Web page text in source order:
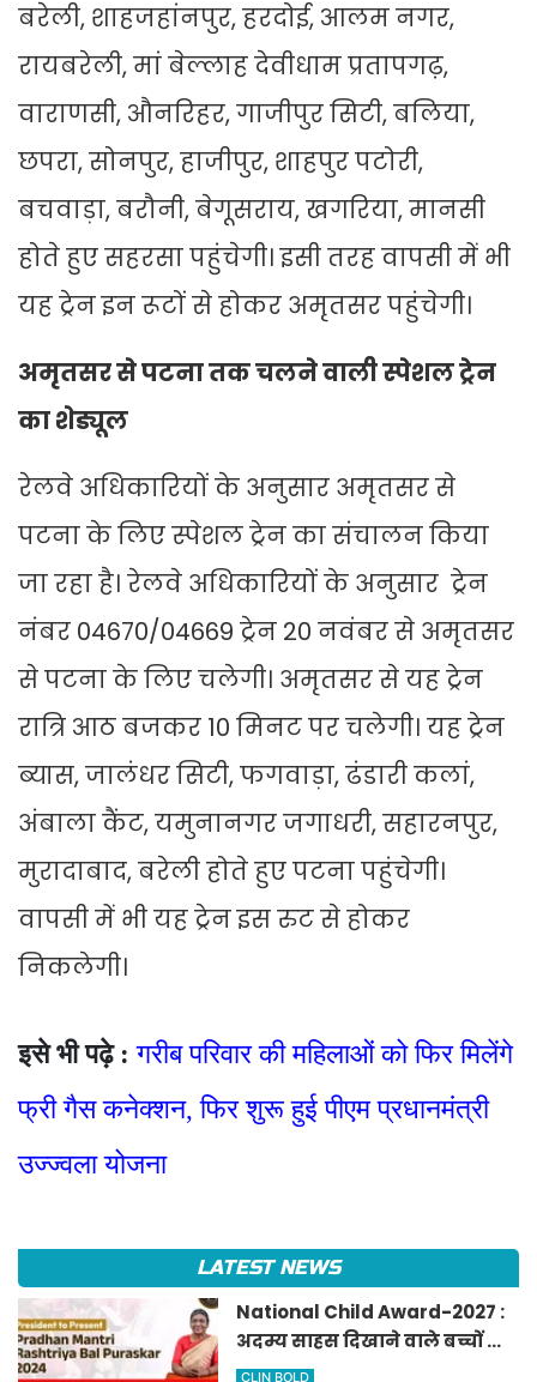
बरेली, शाहजहांनपुर, हरदोई, आलम नगर,
रायबरेली, मां बेल्लाह देवीधाम प्रतापगढ़,
वाराणसी, औनरिहर, गाजीपुर सिटी, बलिया,
छपरा, सोनपुर, हाजीपुर, शाहपुर पटोरी,
बचवाड़ा, बरौनी, बेगूसराय, खगरिया, मानसी
होते हुए सहरसा पहुंचेगी। इसी तरह वापसी में भी
यह ट्रेन इन रूटों से होकर अमृतसर पहुंचेगी।
अमृतसर से पटना तक चलने वाली स्पेशल ट्रेन
का शेड्यूल
रेलवे अधिकारियों के अनुसार अमृतसर से
पटना के लिए स्पेशल ट्रेन का संचालन किया
जा रहा है। रेलवे अधिकारियों के अनुसार ट्रेन
नंबर 04670/04669 ट्रेन 20 नवंबर से अमृतसर
से पटना के लिए चलेगी। अमृतसर से यह ट्रेन
रात्रि आठ बजकर 10 मिनट पर चलेगी। यह ट्रेन
ब्यास, जालंधर सिटी, फगवाड़ा, ढंडारी कलां,
अंबाला कैंट, यमुनानगर जगाधरी, सहारनपुर,
मुरादाबाद, बरेली होते हुए पटना पहुंचेगी।
वापसी में भी यह ट्रेन इस रुट से होकर
निकलेगी।
इसे भी पढ़े :गरीब परिवार की महिलाओं को फिर मिलेंगे
फ्री गैस कनेक्शन, फिर शुरू हुई पीएम प्रधानमंत्री
उज्ज्वला योजना
LATEST NEWS
National Child Award-2027 :
अदम्य साहस दिखाने वाले बच्चों को
मिलेगा प्रधानमंत्री राष्ट्रीय बाल
CLIN BOLD